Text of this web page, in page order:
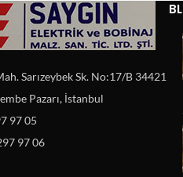
Sarızeybek Sk. No:17/B 34421
Pazarı, İstanbul
97 05
97 06